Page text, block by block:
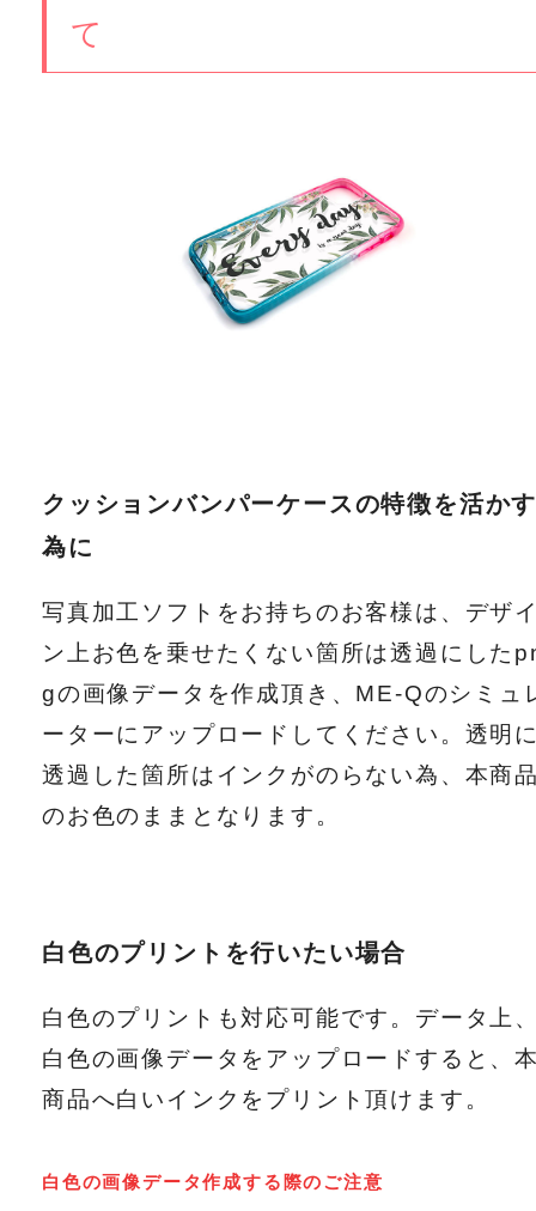
て
クッションバンパーケースの特徴を活か
為に
写真加工ソフトをお持ちのお客様は、デザ
ン上お色を乗せたくない箇所は透過にした
gの画像データを作成頂き、ME-Qのシミュ
ーターにアップロードしてください。透明
透過した箇所はインクがのらない為、本商
のお色のままとなります。
白色のプリントを行いたい場合
白色のプリントも対応可能です。データ上
白色の画像データをアップロードすると、
商品へ白いインクをプリント頂けます。
白色の画像データ作成する際のご注意